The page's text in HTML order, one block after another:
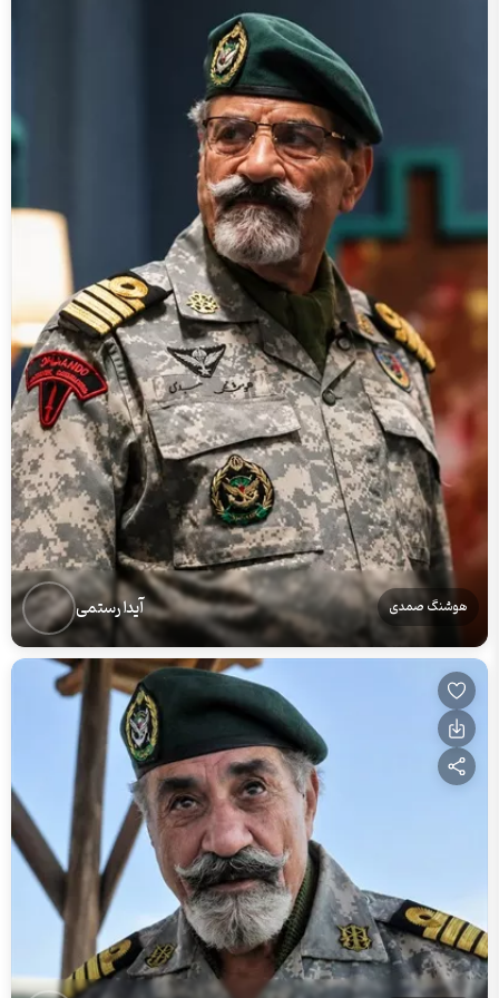
هوشنگ صمدی آیدا رستمی